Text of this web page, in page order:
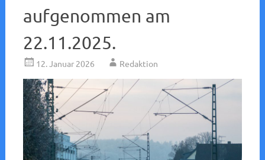
aufgenommen am
22.11.2025.
12. Januar 2026 Redaktion